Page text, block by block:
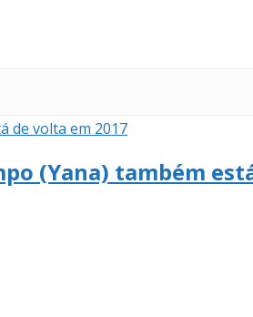
(Yana) também